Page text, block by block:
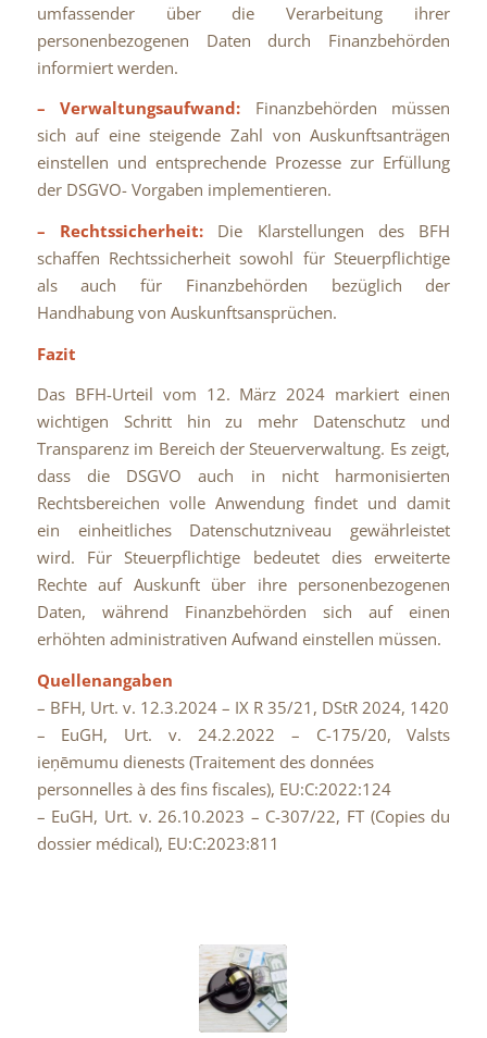
umfassender über die Verarbeitung ihrer
personenbezogenen Daten durch Finanzbehörden
informiert werden.
– Verwaltungsaufwand: Finanzbehörden müssen
sich auf eine steigende Zahl von Auskunftsanträgen
einstellen und entsprechende Prozesse zur Erfüllung
der DSGVO- Vorgaben implementieren.
– Rechtssicherheit: Die Klarstellungen des BFH
schaffen Rechtssicherheit sowohl für Steuerpflichtige
als auch für Finanzbehörden bezüglich der
Handhabung von Auskunftsansprüchen.
Fazit
Das BFH-Urteil vom 12. März 2024 markiert einen
wichtigen Schritt hin zu mehr Datenschutz und
Transparenz im Bereich der Steuerverwaltung. Es zeigt,
dass die DSGVO auch in nicht harmonisierten
Rechtsbereichen volle Anwendung findet und damit
ein einheitliches Datenschutzniveau gewährleistet
wird. Für Steuerpflichtige bedeutet dies erweiterte
Rechte auf Auskunft über ihre personenbezogenen
Daten, während Finanzbehörden sich auf einen
erhöhten administrativen Aufwand einstellen müssen.
Quellenangaben
– BFH, Urt. v. 12.3.2024 – IX R 35/21, DStR 2024, 1420
– EuGH, Urt. v. 24.2.2022 – C-175/20, Valsts
ieņēmumu dienests (Traitement des données
personnelles à des fins fiscales), EU:C:2022:124
– EuGH, Urt. v. 26.10.2023 – C-307/22, FT (Copies du
dossier médical), EU:C:2023:811